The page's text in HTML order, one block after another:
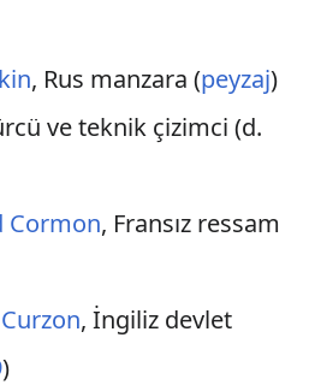
, Rus manzara (peyzaj)
ve teknik çizimci (d.
Cormon, Fransız ressam
, İngiliz devlet
)